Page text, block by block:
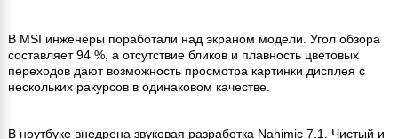
В MSI инженеры поработали над экраном модели. Угол обзора
составляет 94 %, а отсутствие бликов и плавность цветовых
переходов дают возможность просмотра картинки дисплея с
нескольких ракурсов в одинаковом качестве.
В ноутбуке внедрена звуковая разработка Nahimic 7.1. Чистый и